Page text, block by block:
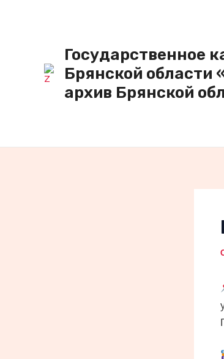
Государственное
Брянской области
архив Брянской